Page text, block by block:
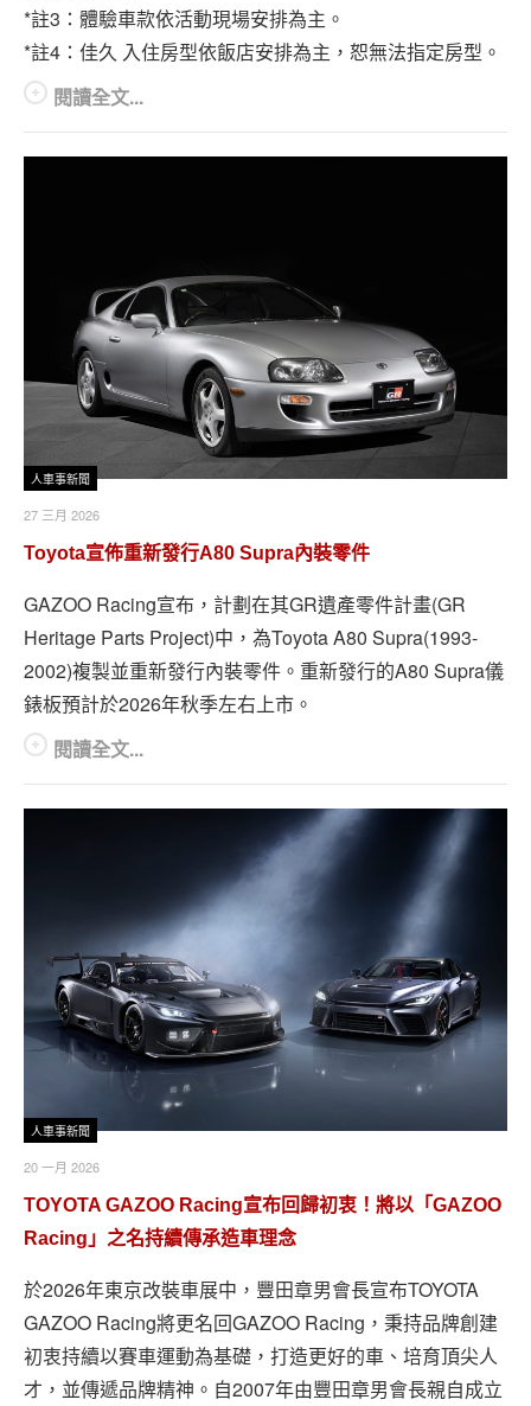
*註3：體驗車款依活動現場安排為主。
*註4：佳久 入住房型依飯店安排為主，恕無法指定房型。
閱讀全文...
人車事新聞
27 三月 2026
Toyota宣佈重新發行A80 Supra內裝零件
GAZOO Racing宣布，計劃在其GR遺產零件計畫(GR
Heritage Parts Project)中，為Toyota A80 Supra(1993-
2002)複製並重新發行內裝零件。重新發行的A80 Supra儀
錶板預計於2026年秋季左右上市。
閱讀全文...
人車事新聞
20 一月 2026
TOYOTA GAZOO Racing宣布回歸初衷！將以「GAZOO
Racing」之名持續傳承造車理念
於2026年東京改裝車展中，豐田章男會長宣布TOYOTA
GAZOO Racing將更名回GAZOO Racing，秉持品牌創建
初衷持續以賽車運動為基礎，打造更好的車、培育頂尖人
才，並傳遞品牌精神。自2007年由豐田章男會長親自成立